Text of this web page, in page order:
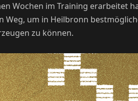
Wochen im Training erarbeitet
um in Heilbronn
zu können.